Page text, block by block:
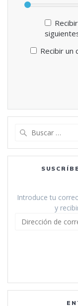
Recibir un
Introduce tu
y